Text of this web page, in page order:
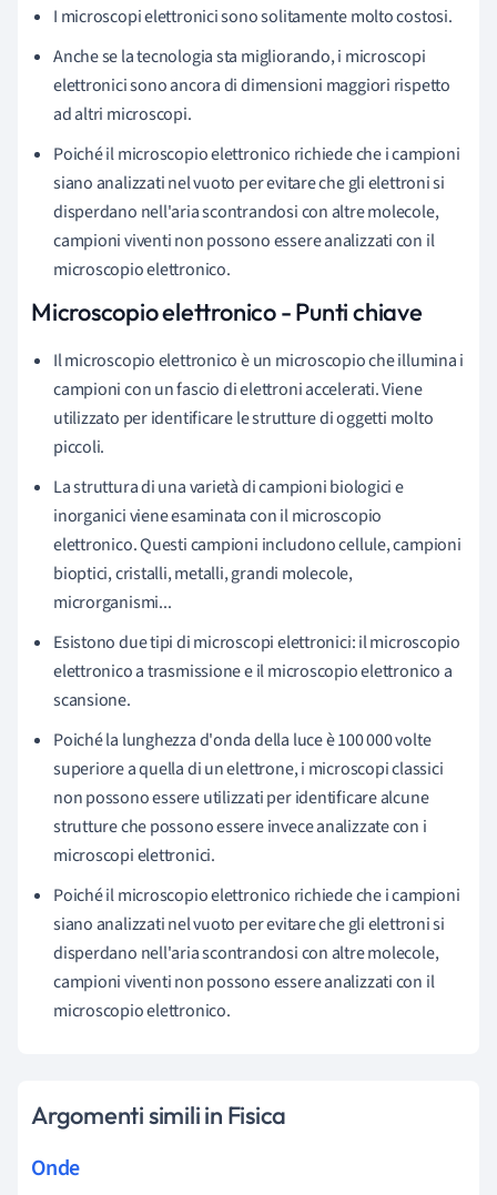
I microscopi elettronici sono solitamente molto costosi.
Anche se la tecnologia sta migliorando, i microscopi
elettronici sono ancora di dimensioni maggiori rispetto
ad altri microscopi.
Poiché il microscopio elettronico richiede che i campioni
siano analizzati nel vuoto per evitare che gli elettroni si
disperdano nell'aria scontrandosi con altre molecole,
campioni viventi non possono essere analizzati con il
microscopio elettronico.
Microscopio elettronico- Punti chiave
Il microscopio elettronico è un microscopio che illumina i
campioni con un fascio di elettroni accelerati. Viene
utilizzato per identificare le strutture di oggetti molto
piccoli.
La struttura di una varietà di campioni biologici e
inorganici viene esaminata con il microscopio
elettronico. Questi campioni includono cellule, campioni
bioptici, cristalli, metalli, grandi molecole,
microrganismi...
Esistono due tipi di microscopi elettronici: il microscopio
elettronico a trasmissione e il microscopio elettronico a
scansione.
Poiché la lunghezza d'onda della luce è 100 000 volte
superiore a quella di un elettrone, i microscopi classici
non possono essere utilizzati per identificare alcune
strutture che possono essere invece analizzate con i
microscopi elettronici.
Poiché il microscopio elettronico richiede che i campioni
siano analizzati nel vuoto per evitare che gli elettroni si
disperdano nell'aria scontrandosi con altre molecole,
campioni viventi non possono essere analizzati con il
microscopio elettronico.
Argomenti simili in Fisica
Onde